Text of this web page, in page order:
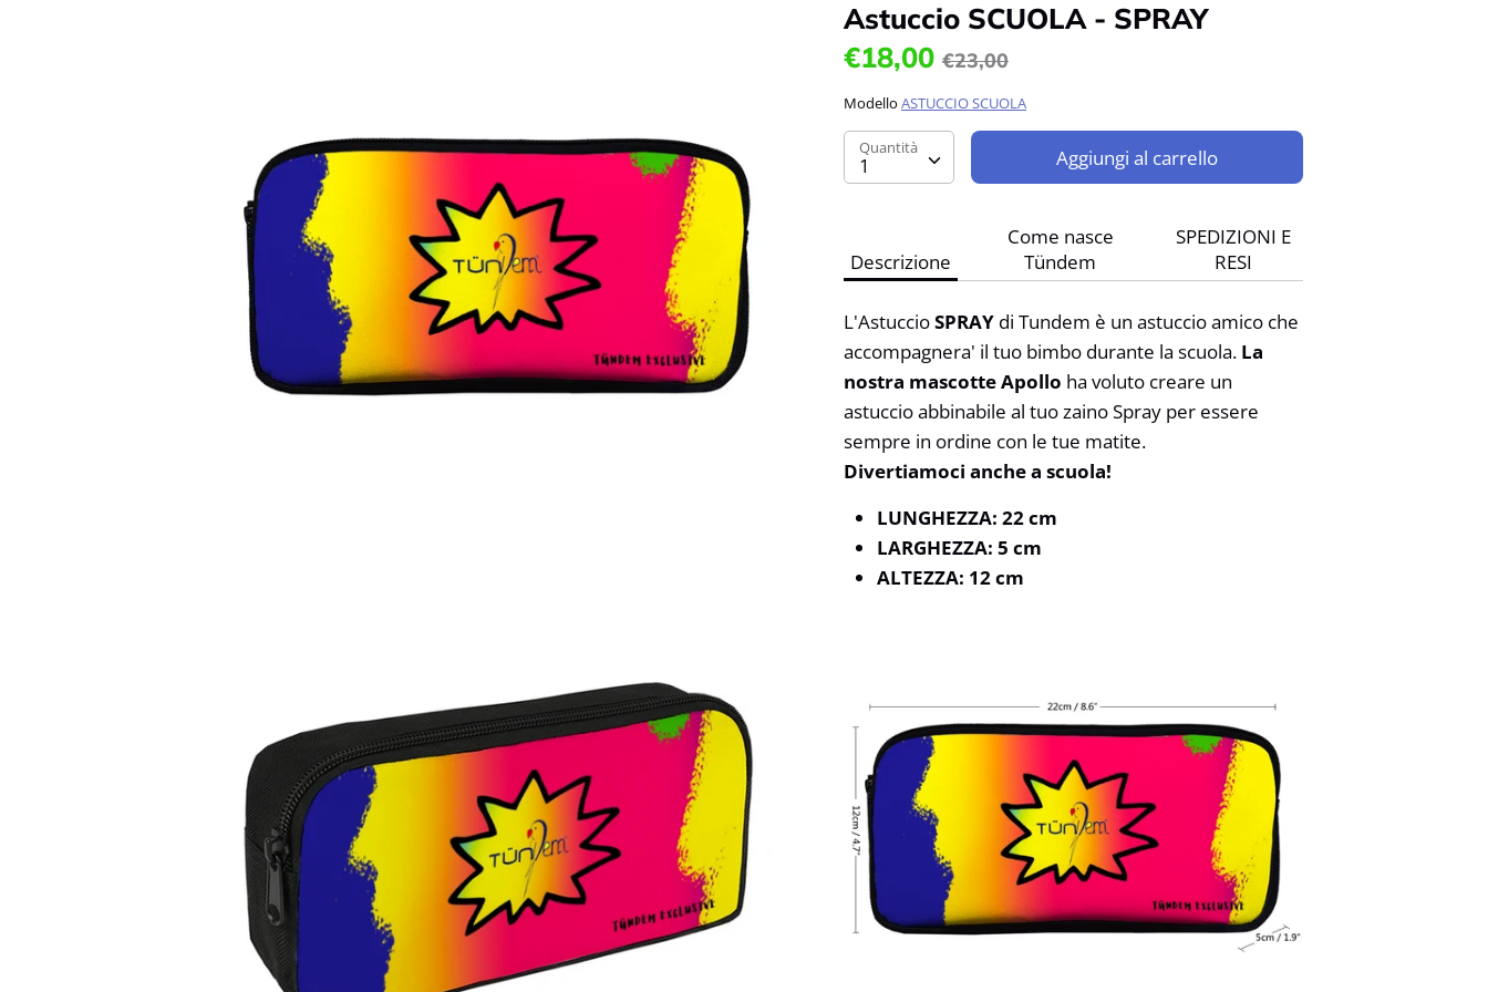
Astuccio SCUOLA - SPRAY
€18,00 Prezzo
normale
€23,00
Modello ASTUCCIO SCUOLA
Quantità
1
Quantità Aggiungi al carrello
Descrizione
Come nasce
Tündem
SPEDIZIONI E
RESI
L'AstuccioSPRAY di Tundem è un astuccio amico che
accompagnera' il tuo bimbo durante la scuola. La
nostra mascotte Apollo ha voluto creare un
astuccio abbinabile al tuo zaino Spray per essere
sempre in ordine con le tue matite.
Divertiamoci anche a scuola!
LUNGHEZZA: 22 cm
LARGHEZZA: 5 cm
ALTEZZA: 12 cm